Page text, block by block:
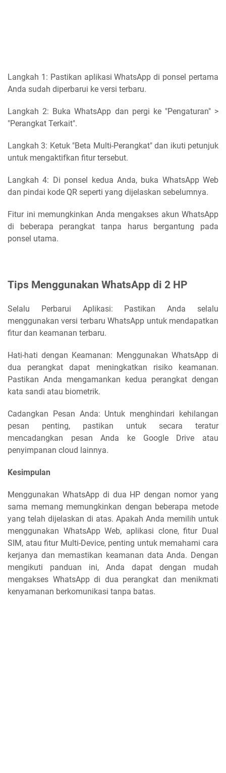
Langkah 1: Pastikan aplikasi WhatsApp di ponsel pertama
Anda sudah diperbarui ke versi terbaru.
Langkah 2: Buka WhatsApp dan pergi ke "Pengaturan" >
"Perangkat Terkait".
Langkah 3: Ketuk "Beta Multi-Perangkat" dan ikuti petunjuk
untuk mengaktifkan fitur tersebut.
Langkah 4: Di ponsel kedua Anda, buka WhatsApp Web
dan pindai kode QR seperti yang dijelaskan sebelumnya.
Fitur ini memungkinkan Anda mengakses akun WhatsApp
di beberapa perangkat tanpa harus bergantung pada
ponsel utama.
Tips Menggunakan WhatsApp di 2 HP
Selalu Perbarui Aplikasi: Pastikan Anda selalu
menggunakan versi terbaru WhatsApp untuk mendapatkan
fitur dan keamanan terbaru.
Hati-hati dengan Keamanan: Menggunakan WhatsApp di
dua perangkat dapat meningkatkan risiko keamanan.
Pastikan Anda mengamankan kedua perangkat dengan
kata sandi atau biometrik.
Cadangkan Pesan Anda: Untuk menghindari kehilangan
pesan penting, pastikan untuk secara teratur
mencadangkan pesan Anda ke Google Drive atau
penyimpanan cloud lainnya.
Kesimpulan
Menggunakan WhatsApp di dua HP dengan nomor yang
sama memang memungkinkan dengan beberapa metode
yang telah dijelaskan di atas. Apakah Anda memilih untuk
menggunakan WhatsApp Web, aplikasi clone, fitur Dual
SIM, atau fitur Multi-Device, penting untuk memahami cara
kerjanya dan memastikan keamanan data Anda. Dengan
mengikuti panduan ini, Anda dapat dengan mudah
mengakses WhatsApp di dua perangkat dan menikmati
kenyamanan berkomunikasi tanpa batas.